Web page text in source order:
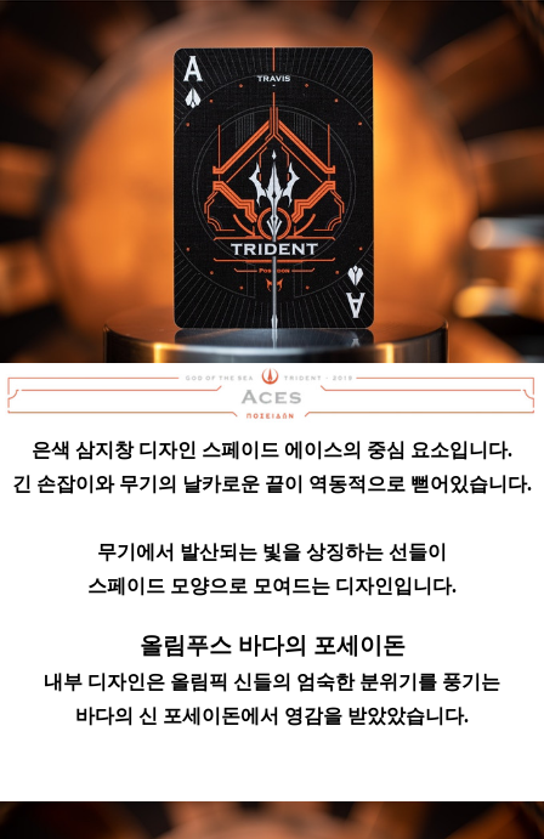
은색 삼지창 디자인 스페이드 에이스의 중심 요소입니다.
긴 손잡이와 무기의 날카로운 끝이 역동적으로 뻗어있습니다.
무기에서 발산되는 빛을 상징하는 선들이
스페이드 모양으로 모여드는 디자인입니다.
올림푸스 바다의 포세이돈
내부 디자인은 올림픽 신들의 엄숙한 분위기를 풍기는
바다의 신 포세이돈에서 영감을 받았았습니다.